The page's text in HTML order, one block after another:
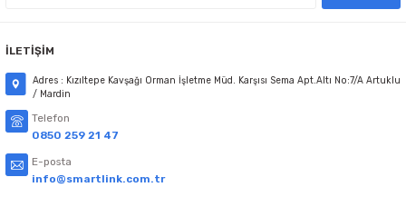
İLETİŞİM
Adres : Kızıltepe Kavşağı Orman İşletme Müd. Karşısı Sema Apt.Altı No:7/A Artuklu
/ Mardin
Telefon
0850 259 21 47
E-posta
info@smartlink.com.tr